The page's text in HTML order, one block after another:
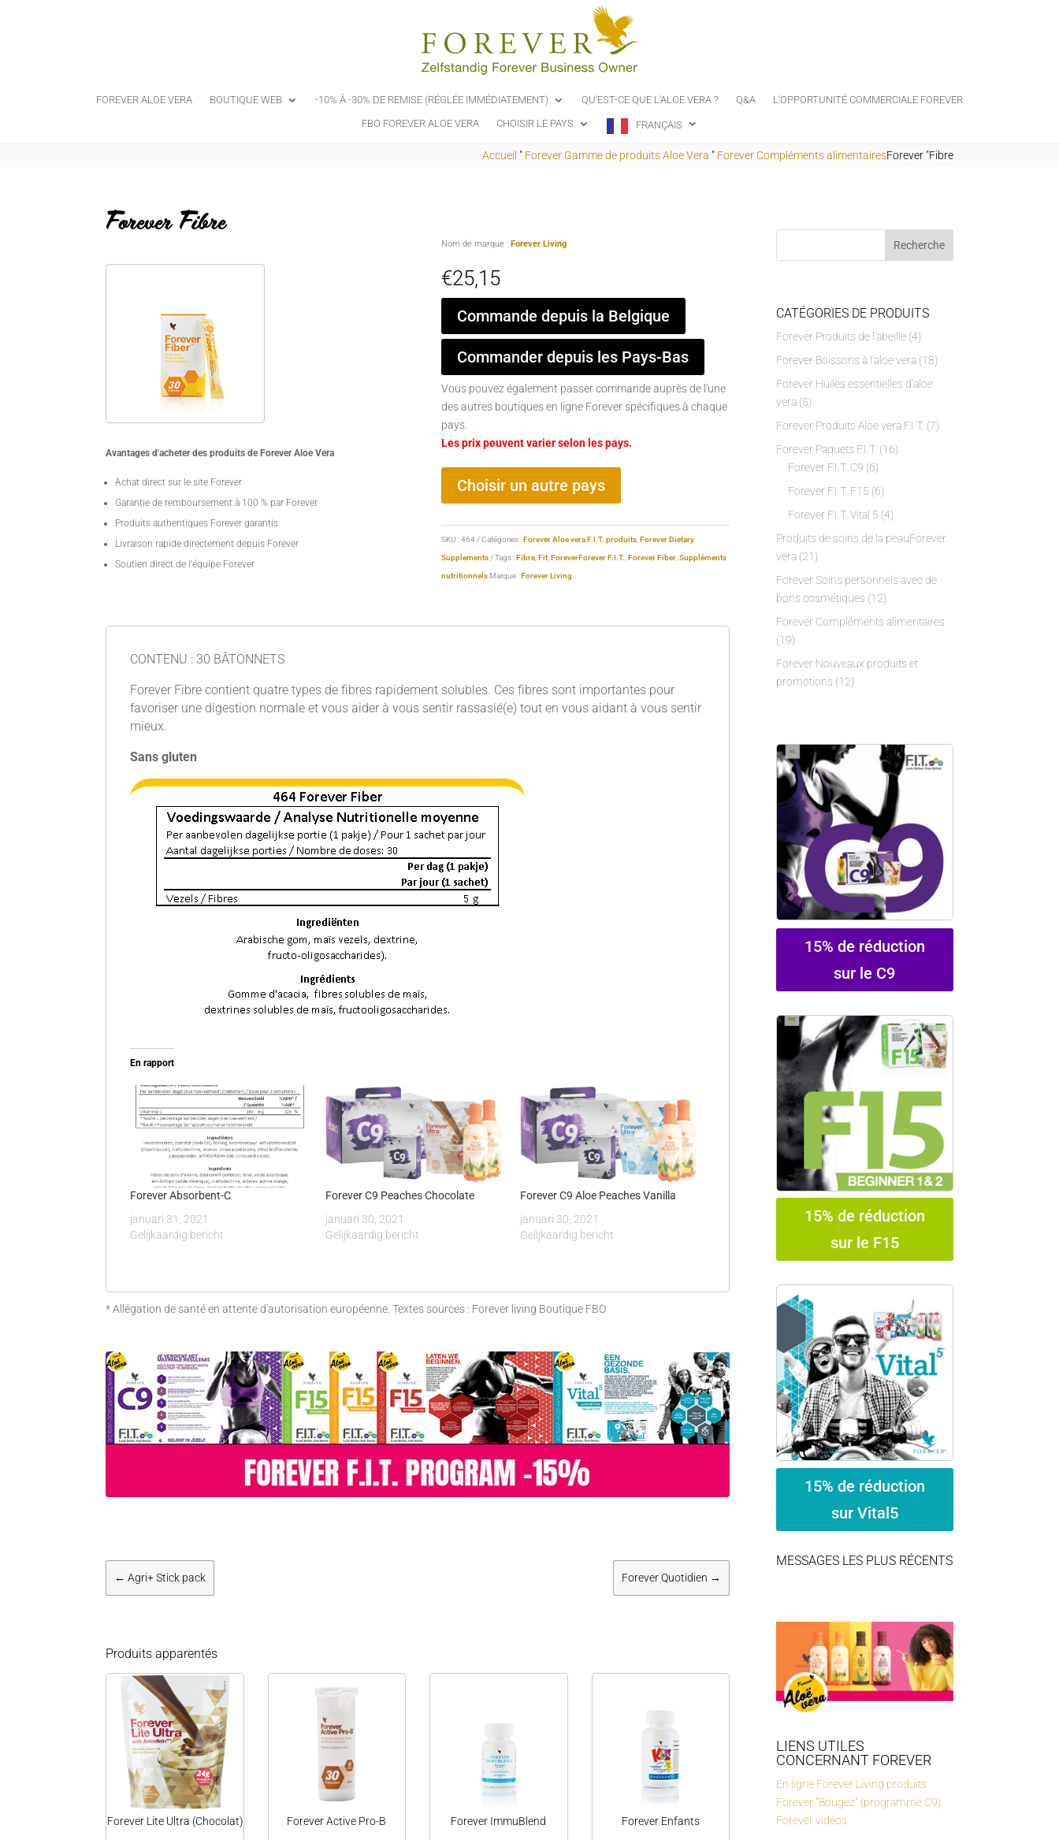
FOREVER ALOE VERA BOUTIQUE WEB -10% À -30% DE REMISE (RÉGLÉE IMMÉDIATEMENT) QU'EST-CE QUE L'ALOE VERA ? Q&A
L'OPPORTUNITÉ COMMERCIALE FOREVER
FBO FOREVER ALOE VERA
CHOISIR LE PAYS FRANÇAIS
Accueil " Forever Gamme de produits Aloe Vera " Forever Compléments alimentairesForever "Fibre
Forever Fibre
Avantages d'acheter des produits de Forever Aloe Vera
Achat direct sur le site Forever
Garantie de remboursement à 100 % par Forever
Produits authentiques Forever garantis
Livraison rapide directement depuis Forever
Soutien direct de l'équipe Forever
Nom de marque : Forever Living
€25,15
Commande depuis la Belgique
Commander depuis les Pays-Bas
Vous pouvez également passer commande auprès de l'une
des autres boutiques en ligne Forever spécifiques à chaque
pays.
Les prix peuvent varier selon les pays.
Choisir un autre pays
SKU :464 Catégories : Forever Aloe vera F.I.T. produits, Forever Dietary
Supplements Tags : Fibre, Fit, ForeverForever F.I.T., Forever Fiber,Suppléments
nutritionnels Marque : Forever Living
CONTENU : 30 BÂTONNETS
Forever Fibre contient quatre types de fibres rapidement solubles. Ces fibres sont importantes pour
favoriser une digestion normale et vous aider à vous sentir rassasié(e) tout en vous aidant à vous sentir
mieux.
Sans gluten
En rapport
Forever Absorbent-C
januari 31, 2021
Gelijkaardig bericht
Forever C9 Peaches Chocolate
januari 30, 2021
Gelijkaardig bericht
Forever C9 Aloe Peaches Vanilla
januari 30, 2021
Gelijkaardig bericht
* Allégation de santé en attente d'autorisation européenne. Textes sources : Forever living Boutique FBO
←Agri+ Stick pack Forever Quotidien →
Produits apparentés
Forever Lite Ultra (Chocolat) Forever Active Pro-B Forever ImmuBlend Forever Enfants
CATÉGORIES DE PRODUITS
Forever Produits de l'abeille (4)
Forever Boissons à l'aloe vera (18)
Forever Huiles essentielles d'aloe
vera (5)
Forever Produits Aloe vera F.I.T. (7)
Forever Paquets F.I.T. (16)
Forever F.I.T. C9 (6)
Forever F.I.T. F15 (6)
Forever F.I.T. Vital 5 (4)
Produits de soins de la peauForever
vera (21)
Forever Soins personnels avec de
bons cosmétiques (12)
Forever Compléments alimentaires
(19)
Forever Nouveaux produits et
promotions (12)
15% de réduction
sur le C9
15% de réduction
sur le F15
15% de réduction
sur Vital5
MESSAGES LES PLUS RÉCENTS
LIENS UTILES
CONCERNANT FOREVER
En ligne Forever Living produits
Forever "Bougez" (programme C9)
Forever vidéos